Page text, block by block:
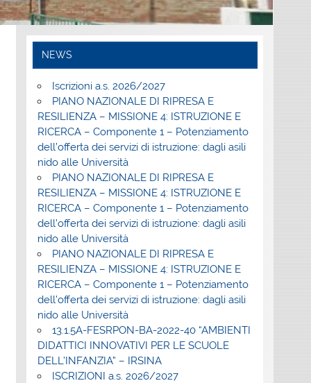
NEWS
Iscrizioni a.s. 2026/2027
PIANO NAZIONALE DI RIPRESA E
RESILIENZA – MISSIONE 4: ISTRUZIONE E
RICERCA – Componente 1 – Potenziamento
dell’offerta dei servizi di istruzione: dagli asili
nido alle Università
PIANO NAZIONALE DI RIPRESA E
RESILIENZA – MISSIONE 4: ISTRUZIONE E
RICERCA – Componente 1 – Potenziamento
dell’offerta dei servizi di istruzione: dagli asili
nido alle Università
PIANO NAZIONALE DI RIPRESA E
RESILIENZA – MISSIONE 4: ISTRUZIONE E
RICERCA – Componente 1 – Potenziamento
dell’offerta dei servizi di istruzione: dagli asili
nido alle Università
13.1.5A-FESRPON-BA-2022-40 “AMBIENTI
DIDATTICI INNOVATIVI PER LE SCUOLE
DELL’INFANZIA” – IRSINA
ISCRIZIONI a.s. 2026/2027